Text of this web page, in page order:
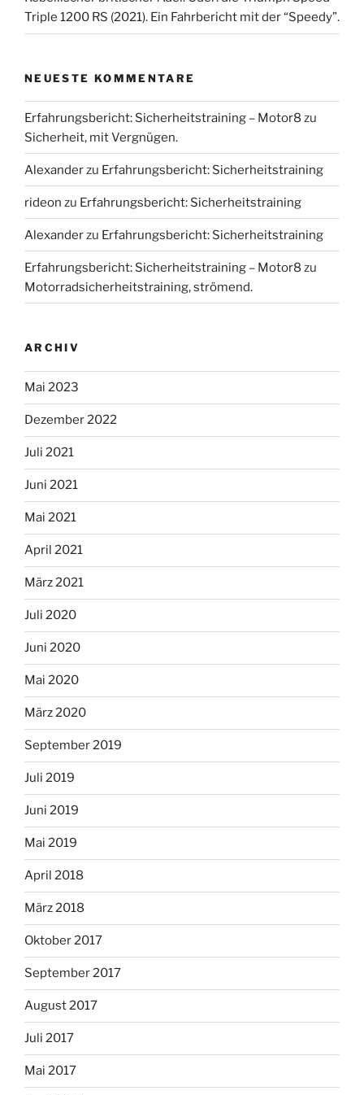
Triple 1200 RS (2021). Ein Fahrbericht mit der “Speedy”.
NEUESTE KOMMENTARE
Erfahrungsbericht: Sicherheitstraining – Motor8 zu
Sicherheit, mit Vergnügen.
Alexanderzu Erfahrungsbericht: Sicherheitstraining
rideon zu Erfahrungsbericht: Sicherheitstraining
Alexanderzu Erfahrungsbericht: Sicherheitstraining
Erfahrungsbericht: Sicherheitstraining – Motor8 zu
Motorradsicherheitstraining, strömend.
ARCHIV
Mai 2023
Dezember 2022
Juli 2021
Juni 2021
Mai 2021
April 2021
März 2021
Juli 2020
Juni 2020
Mai 2020
März 2020
September 2019
Juli 2019
Juni 2019
Mai 2019
April 2018
März 2018
Oktober 2017
September 2017
August 2017
Juli 2017
Mai 2017